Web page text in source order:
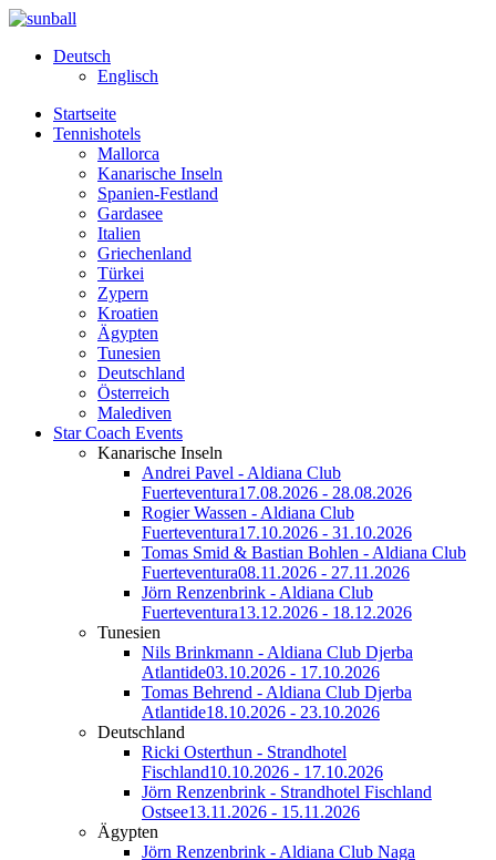
Deutsch
Englisch
Startseite
Tennishotels
Mallorca
Kanarische Inseln
Spanien-Festland
Gardasee
Italien
Griechenland
Türkei
Zypern
Kroatien
Ägypten
Tunesien
Deutschland
Österreich
Malediven
Star Coach Events
Kanarische Inseln
Andrei Pavel - Aldiana Club
Fuerteventura17.08.2026 - 28.08.2026
Rogier Wassen - Aldiana Club
Fuerteventura17.10.2026 - 31.10.2026
Tomas Smid & Bastian Bohlen - Aldiana Club
Fuerteventura08.11.2026 - 27.11.2026
Jörn Renzenbrink - Aldiana Club
Fuerteventura13.12.2026 - 18.12.2026
Tunesien
Nils Brinkmann - Aldiana Club Djerba
Atlantide03.10.2026 - 17.10.2026
Tomas Behrend - Aldiana Club Djerba
Atlantide18.10.2026 - 23.10.2026
Deutschland
Ricki Osterthun - Strandhotel
Fischland10.10.2026 - 17.10.2026
Jörn Renzenbrink - Strandhotel Fischland
Ostsee13.11.2026 - 15.11.2026
Ägypten
Jörn Renzenbrink - Aldiana Club Naga